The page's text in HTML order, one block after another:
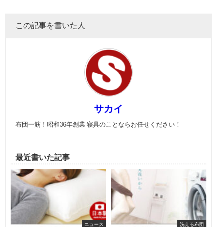
この記事を書いた人
サカイ
布団一筋！昭和36年創業 寝具のことならお任せください！
最近書いた記事
ニュース 洗える布団